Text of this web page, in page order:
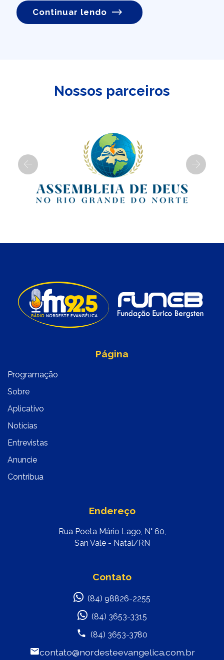
Continuar lendo
Nossos parceiros
Previous Next
Página
Programação
Sobre
Aplicativo
Notícias
Entrevistas
Anuncie
Contribua
Endereço
Rua Poeta Mário Lago, N° 60,
San Vale - Natal/RN
Contato
(84) 98826-2255
(84) 3653-3315
(84) 3653-3780
contato@nordesteevangelica.com.br